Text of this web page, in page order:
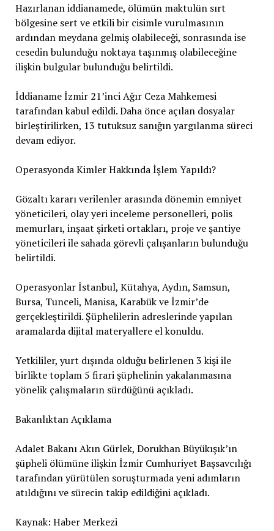
Hazırlanan iddianamede, ölümün maktulün sırt
bölgesine sert ve etkili bir cisimle vurulmasının
ardından meydana gelmiş olabileceği, sonrasında ise
cesedin bulunduğu noktaya taşınmış olabileceğine
ilişkin bulgular bulunduğu belirtildi.
İddianame İzmir 21’inci Ağır Ceza Mahkemesi
tarafından kabul edildi. Daha önce açılan dosyalar
birleştirilirken, 13 tutuksuz sanığın yargılanma süreci
devam ediyor.
Operasyonda Kimler Hakkında İşlem Yapıldı?
Gözaltı kararı verilenler arasında dönemin emniyet
yöneticileri, olay yeri inceleme personelleri, polis
memurları, inşaat şirketi ortakları, proje ve şantiye
yöneticileri ile sahada görevli çalışanların bulunduğu
belirtildi.
Operasyonlar İstanbul, Kütahya, Aydın, Samsun,
Bursa, Tunceli, Manisa, Karabük ve İzmir’de
gerçekleştirildi. Şüphelilerin adreslerinde yapılan
aramalarda dijital materyallere el konuldu.
Yetkililer, yurt dışında olduğu belirlenen 3 kişi ile
birlikte toplam 5 firari şüphelinin yakalanmasına
yönelik çalışmaların sürdüğünü açıkladı.
Bakanlıktan Açıklama
Adalet Bakanı Akın Gürlek, Dorukhan Büyükışık’ın
şüpheli ölümüne ilişkin İzmir Cumhuriyet Başsavcılığı
tarafından yürütülen soruşturmada yeni adımların
atıldığını ve sürecin takip edildiğini açıkladı.
Kaynak: Haber Merkezi